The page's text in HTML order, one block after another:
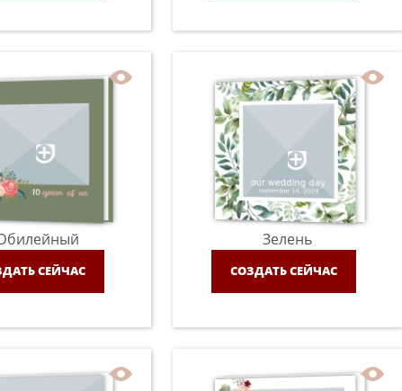
СЕЙЧАС
Зелень
СОЗДАТЬ СЕЙЧАС